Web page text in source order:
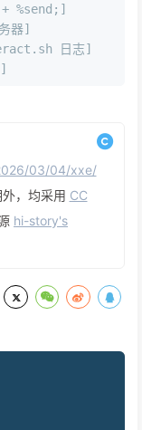
%send;]
器]
日志]
03/04/xxe/
，均采用 CC
hi-story's